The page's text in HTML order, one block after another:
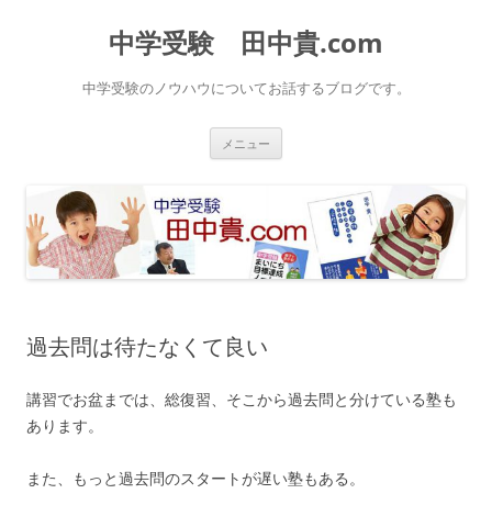
中学受験 田中貴.com
中学受験のノウハウについてお話するブログです。
メニュー
ス
キ
ッ
プ
過去問は待たなくて良い
講習でお盆までは、総復習、そこから過去問と分けている塾も
あります。
また、もっと過去問のスタートが遅い塾もある。